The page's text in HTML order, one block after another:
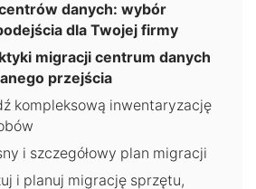
danych: wybór
dla Twojej firmy
migracji centrum danych
przejścia
kompleksową inwentaryzację
i szczegółowy plan migracji
i planuj migrację sprzętu,